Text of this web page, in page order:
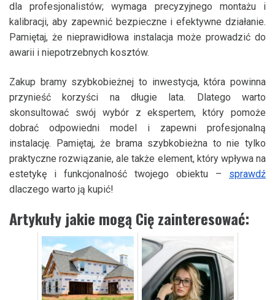
dla profesjonalistów; wymaga precyzyjnego montażu i
kalibracji, aby zapewnić bezpieczne i efektywne działanie.
Pamiętaj, że nieprawidłowa instalacja może prowadzić do
awarii i niepotrzebnych kosztów.
Zakup bramy szybkobieżnej to inwestycja, która powinna
przynieść korzyści na długie lata. Dlatego warto
skonsultować swój wybór z ekspertem, który pomoże
dobrać odpowiedni model i zapewni profesjonalną
instalację. Pamiętaj, że brama szybkobieżna to nie tylko
praktyczne rozwiązanie, ale także element, który wpływa na
estetykę i funkcjonalność twojego obiektu – sprawdź
dlaczego warto ją kupić!
Artykuły jakie mogą Cię zainteresować: